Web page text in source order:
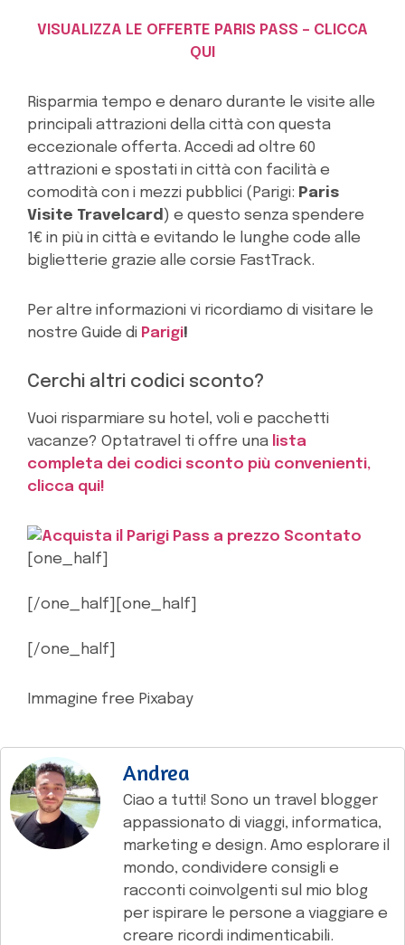
VISUALIZZA LE OFFERTE PARIS PASS – CLICCA
QUI
Risparmia tempo e denaro durante le visite alle
principali attrazioni della città con questa
eccezionale offerta. Accedi ad oltre 60
attrazioni e spostati in città con facilità e
comodità con i mezzi pubblici (Parigi: Paris
Visite Travelcard ) e questo senza spendere
1€ in più in città e evitando le lunghe code alle
biglietterie grazie alle corsie FastTrack.
Per altre informazioni vi ricordiamo di visitare le
nostre Guide di Parigi!
Cerchi altri codici sconto?
Vuoi risparmiare su hotel, voli e pacchetti
vacanze? Optatravel ti offre una lista
completa dei codici sconto più convenienti,
clicca qui!
[one_half]
[/one_half][one_half]
[/one_half]
Immagine free Pixabay
Andrea
Ciao a tutti! Sono un travel blogger
appassionato di viaggi, informatica,
marketing e design. Amo esplorare il
mondo, condividere consigli e
racconti coinvolgenti sul mio blog
per ispirare le persone a viaggiare e
creare ricordi indimenticabili.